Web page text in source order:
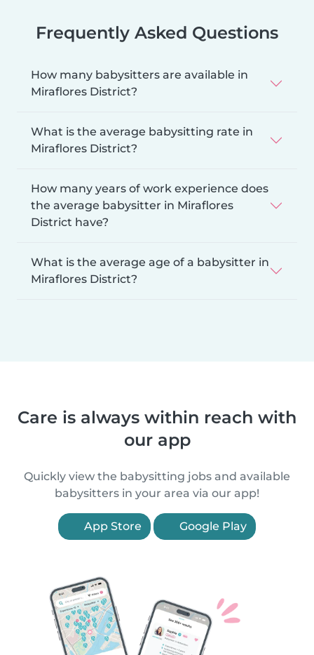
Frequently Asked Questions
How many babysitters are available in
Miraflores District?
What is the average babysitting rate in
Miraflores District?
How many years of work experience does
the average babysitter in Miraflores
District have?
What is the average age of a babysitter in
Miraflores District?
Care is always within reach with
our app
Quickly view the babysitting jobs and available
babysitters in your area via our app!
App Store Google Play